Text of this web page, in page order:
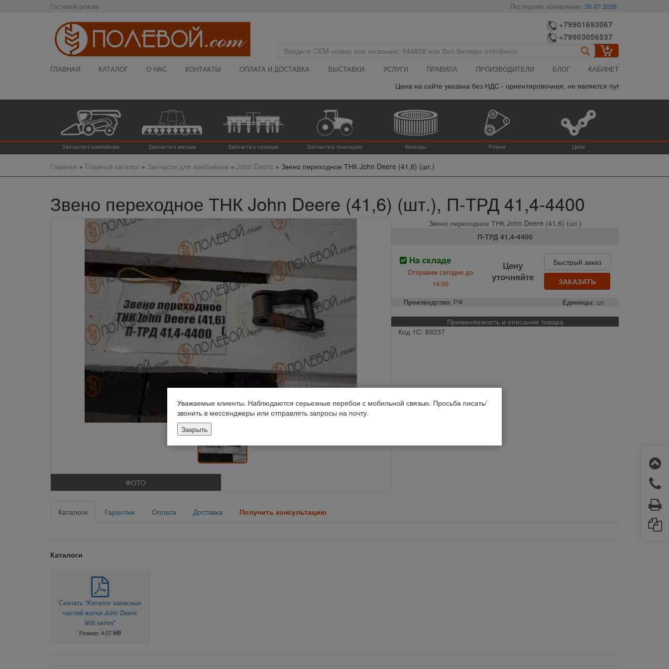
Гостевой режим Последнее обновление:30.07.2026,
+79901693067
+79903056537
ГЛАВНАЯ КАТАЛОГ О НАС КОНТАКТЫ ОПЛАТА И ДОСТАВКА ВЫСТАВКИ УСЛУГИ ПРАВИЛА ПРОИЗВОДИТЕЛИ БЛОГ КАБИНЕТ
Цена на сайте указана без НДС - ориентировочная, не является публичной
Запчасти к комбайнам Запчасти к жаткам Запчасти к сеялкам Запчасти к тракторам Фильтры Ремни Цепи
Главная » Главный каталог» Запчасти для комбайнов» John Deere » Звено переходное ТНК John Deere (41,6) (шт.)
Звено переходное ТНК John Deere (41,6) (шт.), П-ТРД 41,4-4400
ФОТО
Звено переходное ТНК John Deere (41,6) (шт.)
П-ТРД 41,4-4400
На складе
Отправим сегодня до
14:00
Цену
уточняйте
Быстрый заказ
ЗАКАЗАТЬ
Производство: РФ Единицы: шт.
Применяемость и описание товара
Код 1С: 89237
Каталоги Гарантии Оплата Доставка Получить консультацию
Каталоги
Скачать "Каталог запасных
частей жатки John Deere
900 series"
Размер: 4.07 MB
Уважаемые клиенты. Наблюдаются серьезные перебои с мобильной связью. Просьба писать/
звонить в мессенджеры или отправлять запросы на почту.
Закрыть